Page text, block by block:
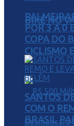
BIKE NO
CICLISMO
POR 3 A 0
COPA DO
SANTOS
COM O
BRASIL